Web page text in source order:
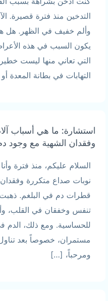
التدخين منذ فترة قصيرة.
وألم خفيف في الظهر. هل
يكون السبب في هذه
التي تعاني منها ليست
التهابات في بطانة المعدة
استشارة: ما هي أسباب
وفقدان الشهية مع وجود
السلام عليكم، منذ فترة
نوبات صداع متكررة
قطرات دم في البلغم.
تنفس وخفقان في القلب،
للحساسية. ومع ذلك، الدم
مستمران، خصوصاً بعد
ومرحباً، […]